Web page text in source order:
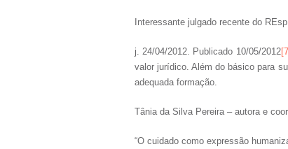
Interessante julgado recente do
j. 24/04/2012. Publicado 10/05/2012
valor jurídico. Além do básico para
adequada formação.
Tânia da Silva Pereira – autora e
“O cuidado como expressão